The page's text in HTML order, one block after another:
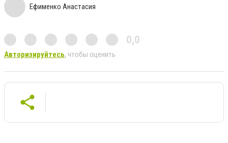
Ефименко Анастасия
0,0
Авторизируйтесь, чтобы оценить